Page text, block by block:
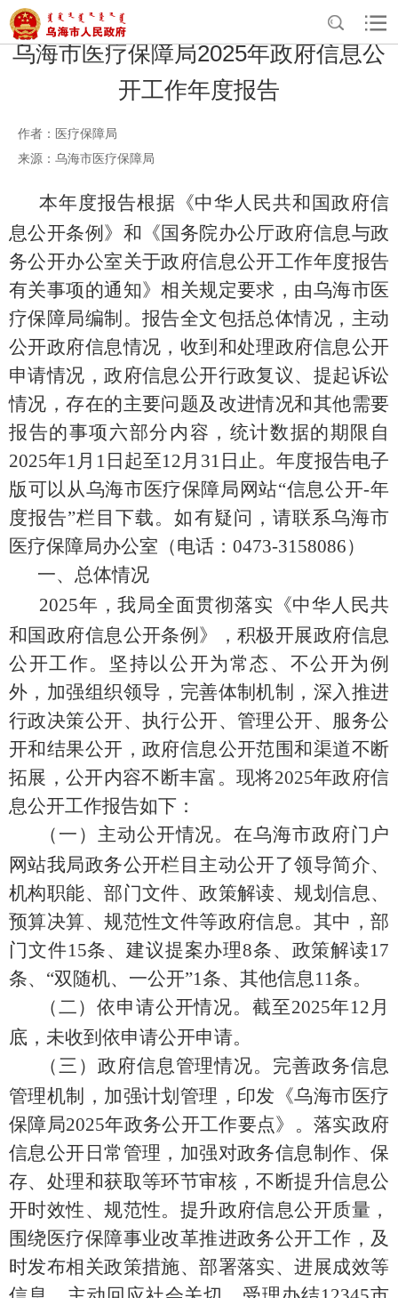
乌海市医疗保障局2025年政府信息公
开工作年度报告
作者：医疗保障局
来源：乌海市医疗保障局
本年度报告根据《中华人民共和国政府信
息公开条例》和《国务院办公厅政府信息与政
务公开办公室关于政府信息公开工作年度报告
有关事项的通知》相关规定要求，由乌海市医
疗保障局编制。报告全文包括总体情况，主动
公开政府信息情况，收到和处理政府信息公开
申请情况，政府信息公开行政复议、提起诉讼
情况，存在的主要问题及改进情况和其他需要
报告的事项六部分内容，统计数据的期限自
2025年1月 1 日起至12月 31 日止。年度报告电子
版可以从乌海市医疗保障局网站“信息公开-年
度报告”栏目下载。如有疑问，请联系乌海市
医疗保障局办公室（电话： 0473-3158086）
一、 总体情况
2025年，我局全面贯彻落实《中华人民共
和国政府信息公开条例》，积极开展政府信息
公开工作。坚持以公开为常态、不公开为例
外，加强组织领导，完善体制机制，深入推进
行政决策公开、执行公开、管理公开、服务公
开和结果公开，政府信息公开范围和渠道不断
拓展，公开内容不断丰富。现将2025年政府信
息公开工作报告如下：
（一）主动公开情况。在乌海市政府门户
网站我局政务公开栏目主动公开了领导简介、
机构职能、部门文件、政策解读、规划信息、
预算决算、规范性文件等政府信息。其中，部
门文件15条、建议提案办理8条、政策解读17
条、“双随机、一公开”1条、其他信息11条。
（二）依申请公开情况。 截至2025年12 月
底，未收到依申请公开申请。
（三）政府信息管理情况。 完善政务信息
管理机制，加强计划管理，印发《乌海市医疗
保障局2025年政务公开工作要点》。落实政府
信息公开日常管理，加强对政务信息制作、保
存、处理和获取等环节审核，不断提升信息公
开时效性、规范性。提升政府信息公开质量，
围绕医疗保障事业改革推进政务公开工作，及
时发布相关政策措施、部署落实、进展成效等